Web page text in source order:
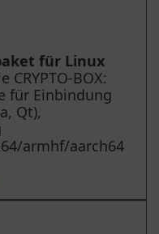
für Linux
BOX:
für Einbindung
Qt),
armhf/aarch64